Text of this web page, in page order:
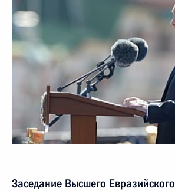
Заседание Высшего Евразийского